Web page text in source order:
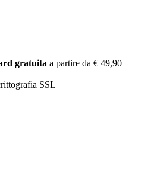
gratuita a partire da € 49,90
SSL